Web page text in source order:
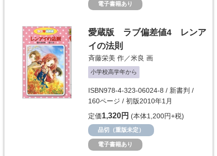
電子書籍あり
愛蔵版 ラブ偏差値4 レンア
イの法則
斉藤栄美 作／米良 画
小学校高学年から
ISBN978-4-323-06024-8 / 新書判 /
160ページ / 初版2010年1月
定価1,320円 (本体1,200円+税)
品切（重版未定）
電子書籍あり